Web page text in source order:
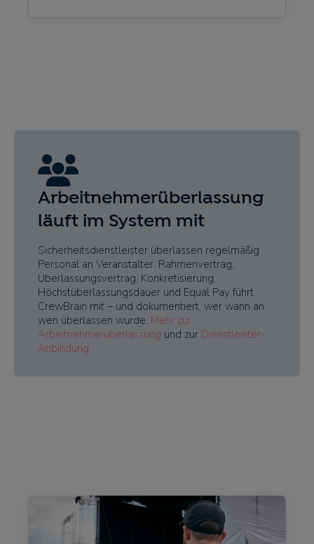
Arbeitnehmerüberlassung
läuft im System mit
Sicherheitsdienstleister überlassen regelmäßig
Personal an Veranstalter. Rahmenvertrag,
Überlassungsvertrag, Konkretisierung,
Höchstüberlassungsdauer und Equal Pay führt
CrewBrain mit – und dokumentiert, wer wann an
wen überlassen wurde. Mehr zur
Arbeitnehmerüberlassung und zur Dienstleister-
Anbindung